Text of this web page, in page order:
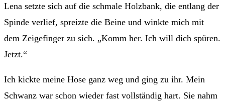
Lena setzte sich auf die schmale Holzbank, die entlang der
Spinde verlief, spreizte die Beine und winkte mich mit
dem Zeigefinger zu sich. „Komm her. Ich will dich spüren.
Jetzt.“
Ich kickte meine Hose ganz weg und ging zu ihr. Mein
Schwanz war schon wieder fast vollständig hart. Sie nahm